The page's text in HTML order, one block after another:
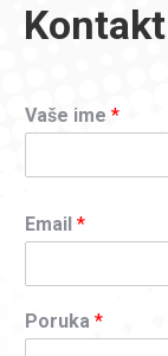
Vaše ime *
Email *
Poruka *